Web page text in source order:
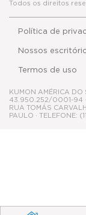
KUMON AMÉRICA DO
43.950.252/0001-94 ·
RUA TOMÁS